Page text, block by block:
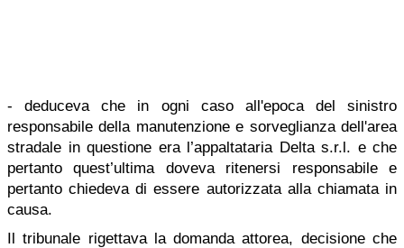
- deduceva che in ogni caso all'epoca del sinistro
responsabile della manutenzione e sorveglianza dell'area
stradale in questione era l’appaltataria Delta s.r.l. e che
pertanto quest’ultima doveva ritenersi responsabile e
pertanto chiedeva di essere autorizzata alla chiamata in
causa.
Il tribunale rigettava la domanda attorea, decisione che